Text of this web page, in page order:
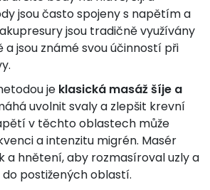
jsou často spojeny s napětím a
jsou tradičně využívány
jsou známé svou účinností při
je klasická masáž šíje a
uvolnit svaly a zlepšit krevní
v těchto oblastech může
a intenzitu migrén. Masér
a hnětení, aby rozmasíroval uzly a
postižených oblastí.